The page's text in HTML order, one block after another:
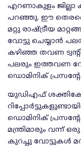
എറണാകുളം ജില്ലാ
പറഞ്ഞു. ഈ
മറ്റു രാഷ്ട്രീയ
വോട്ടു ചെയ്യാന്‍
കഴിഞ്ഞ തവണ
പലരും ഇത്തവണ
ഡൊമിനിക്
യുഡിഎഫ്
ഡൊമിനിക്
മന്ത്രിമാരും വന്ന്
കുറച്ചു വോട്ടുകള്‍